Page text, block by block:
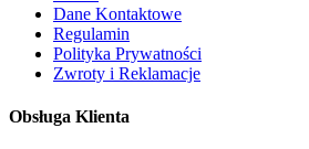
Dane Kontaktowe
Regulamin
Polityka Prywatności
Zwroty i Reklamacje
Obsługa Klienta